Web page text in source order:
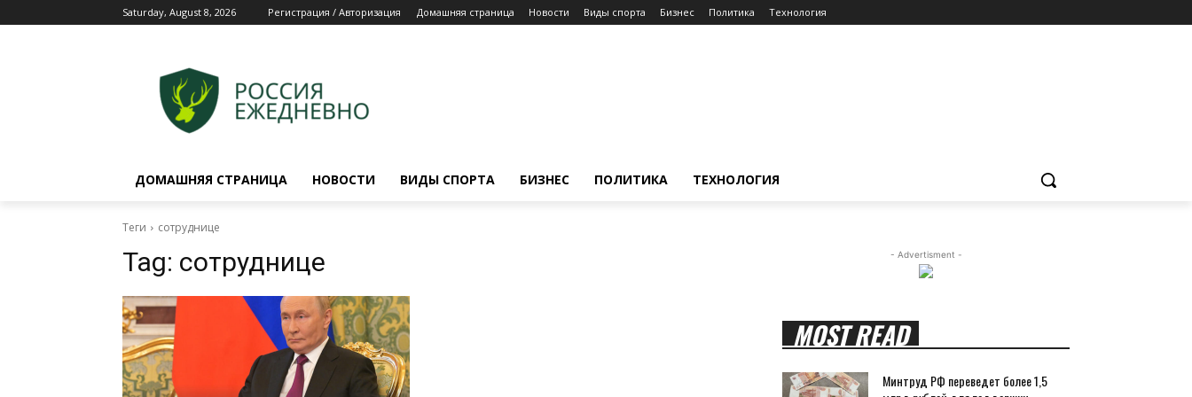
Saturday, August 8, 2026 Регистрация / Авторизация Домашняя страница Новости Виды спорта Бизнес Политика Технология
ДОМАШНЯЯ СТРАНИЦА НОВОСТИ ВИДЫ СПОРТА БИЗНЕС ПОЛИТИКА ТЕХНОЛОГИЯ
Теги сотруднице
Tag: сотруднице - Advertisment -
MOST READ
Минтруд РФ переведет более 1,5